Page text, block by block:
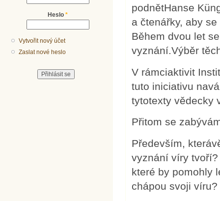
Heslo *
Vytvořit nový účet
Zaslat nové heslo
podnětHanse
a čtenářky, aby
Během dvou let
vyznání.Výběr
V rámciaktivit
tuto iniciativu
tytotexty vědecky
Přitom se
Především,
vyznání víry
které by pomohly
chápou svoji víru?